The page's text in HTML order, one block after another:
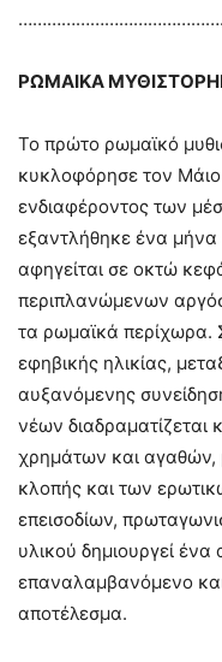
ΡΩΜΑΙΚΑ
Το πρώτο ρωμαϊκό
κυκλοφόρησε τον
ενδιαφέροντος των
εξαντλήθηκε ένα
αφηγείται σε οκτώ
περιπλανώμενων
τα ρωμαϊκά περίχωρα.
εφηβικής ηλικίας,
αυξανόμενης
νέων διαδραματίζεται
χρημάτων και αγαθών,
κλοπής και των
επεισοδίων,
υλικού δημιουργεί
επαναλαμβανόμενο
αποτέλεσμα.